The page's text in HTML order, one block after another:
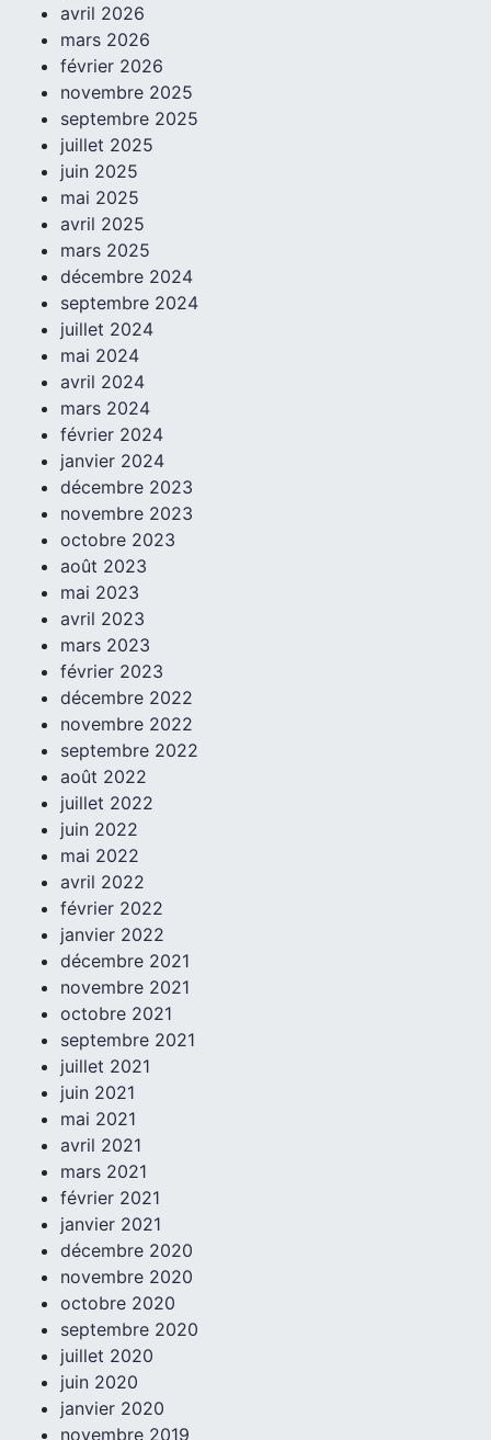
avril 2026
mars 2026
février 2026
novembre 2025
septembre 2025
juillet 2025
juin 2025
mai 2025
avril 2025
mars 2025
décembre 2024
septembre 2024
juillet 2024
mai 2024
avril 2024
mars 2024
février 2024
janvier 2024
décembre 2023
novembre 2023
octobre 2023
août 2023
mai 2023
avril 2023
mars 2023
février 2023
décembre 2022
novembre 2022
septembre 2022
août 2022
juillet 2022
juin 2022
mai 2022
avril 2022
février 2022
janvier 2022
décembre 2021
novembre 2021
octobre 2021
septembre 2021
juillet 2021
juin 2021
mai 2021
avril 2021
mars 2021
février 2021
janvier 2021
décembre 2020
novembre 2020
octobre 2020
septembre 2020
juillet 2020
juin 2020
janvier 2020
novembre 2019